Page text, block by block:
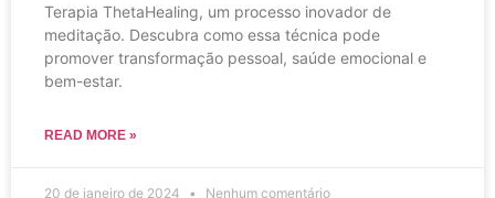
Terapia ThetaHealing, um processo inovador de
meditação. Descubra como essa técnica pode
promover transformação pessoal, saúde emocional e
bem-estar.
READ MORE »
20 de janeiro de 2024 Nenhum comentário